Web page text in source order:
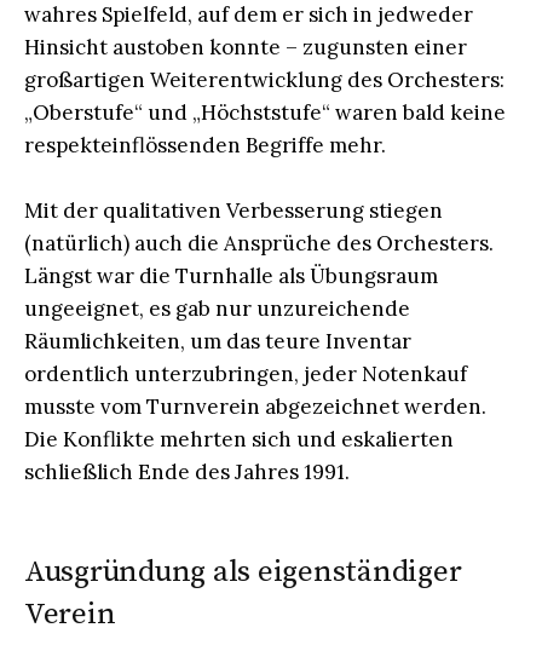
wahres Spielfeld, auf dem er sich in jedweder
Hinsicht austoben konnte – zugunsten einer
großartigen Weiterentwicklung des Orchesters:
„Oberstufe“ und „Höchststufe“ waren bald keine
respekteinflössenden Begriffe mehr.
Mit der qualitativen Verbesserung stiegen
(natürlich) auch die Ansprüche des Orchesters.
Längst war die Turnhalle als Übungsraum
ungeeignet, es gab nur unzureichende
Räumlichkeiten, um das teure Inventar
ordentlich unterzubringen, jeder Notenkauf
musste vom Turnverein abgezeichnet werden.
Die Konflikte mehrten sich und eskalierten
schließlich Ende des Jahres 1991.
Ausgründung als eigenständiger
Verein